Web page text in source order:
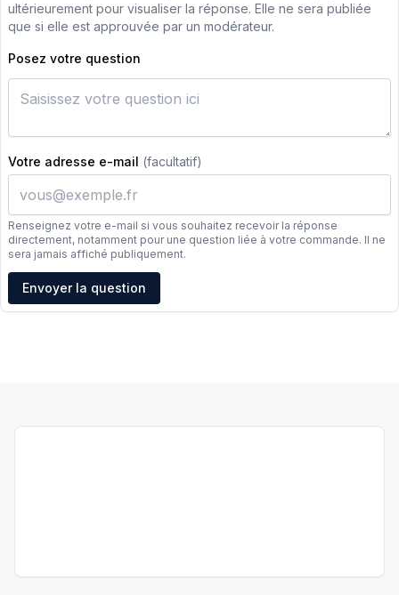
ultérieurement pour visualiser la réponse. Elle ne sera publiée
que si elle est approuvée par un modérateur.
Posez votre question
Votre adresse e-mail (facultatif)
Renseignez votre e-mail si vous souhaitez recevoir la réponse
directement, notamment pour une question liée à votre commande. Il ne
sera jamais affiché publiquement.
Adresse e-mail
Envoyer la question